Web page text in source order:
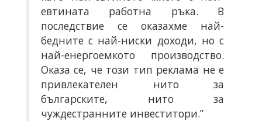
евтината работна ръка. В
последствие се оказахме най-
бедните с най-ниски доходи, но с
най-енергоемкото производство.
Оказа се, че този тип реклама не е
привлекателен нито за
българските, нито за
чуждестранните инвеститори.”